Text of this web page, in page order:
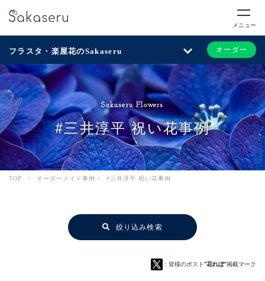
メニュー
フラスタ・楽屋花のSakaseru オーダー
Sakaseru Flowers
#三井淳平 祝い花事例
TOP > オーダーメイド事例 > #三井淳平 祝い花事例
絞り込み検索
：皆様のポスト“花れぽ”掲載マーク